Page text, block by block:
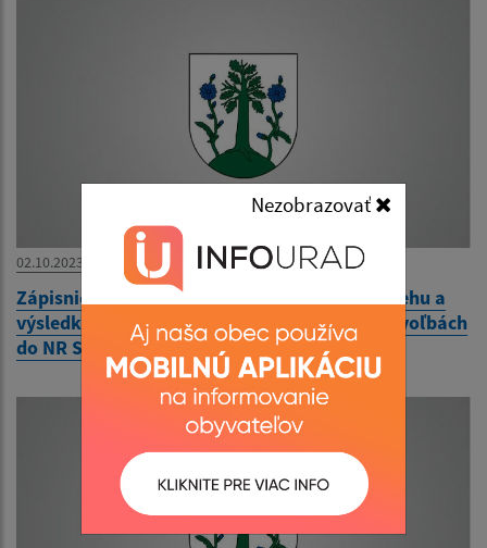
Nezobrazovať
02.10.2023
Zápisnica okrskovej volebnej komisie o priebehu a
výsledku hlasovania vo volebnom okrsku vo voľbách
do NR SR 30.9.2023